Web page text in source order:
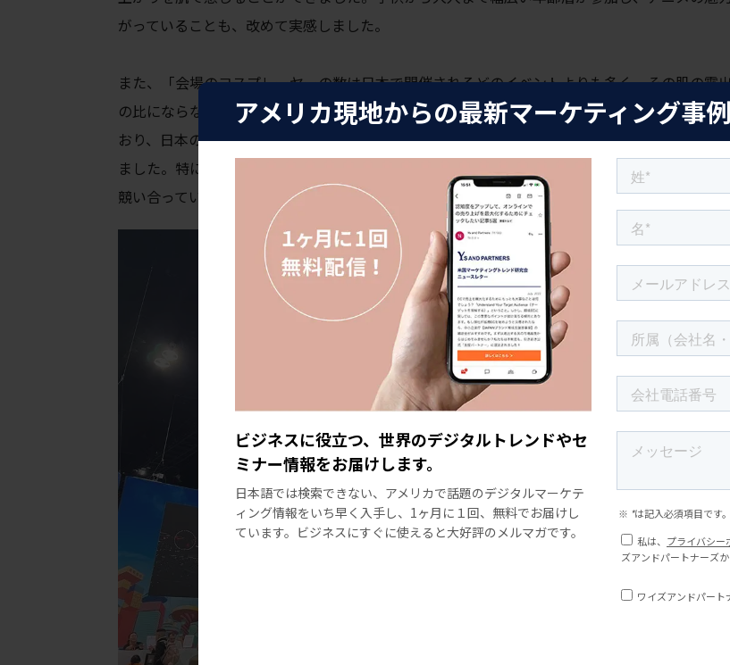
アメリカ現地からの最新マーケティング事
ビジネスに役立つ、世界のデジタルトレンドやセ
ミナー情報をお届けします。
日本語では検索できない、アメリカで話題のデジタルマーケテ
ィング情報をいち早く入手し、1ヶ月に１回、無料でお届けし
ています。ビジネスにすぐに使えると大好評のメルマガです。
がっていること も、改めて実感しました。
また、
「会場のコスプレーヤーの数は日本で開催されるどのイベントよりも多く、その肌の露
の比にならない」と日本からの出展者さんたちは驚きの様子でした。会場にはさまざまな撮影
おり、日本の教室や電車を模した空間は、多様なアニメのコスチュームに身を包むアメリカ人
ました。 特に人気アニメ「ワンピース」においては、たくさんの人種のコスプレーヤーたちがそ
競い合っていました。